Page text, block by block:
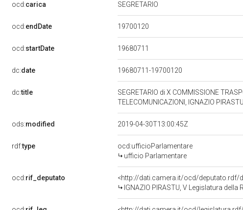
ocd:carica SEGRETARIO
ocd:endDate 19700120
ocd:startDate 19680711
dc:date 19680711-19700120
dc:title
SEGRETARIO di X COMMISSIONE
TELECOMUNICAZIONI, IGNAZIO
ods:modified 2019-04-30T13:00:45Z
rdf:type
ocd:ufficioParlamentare
ufficio Parlamentare
ocd:rif_deputato
<http://dati.camera.it/ocd/deputato.rdf/
IGNAZIO PIRASTU, V Legislatura della